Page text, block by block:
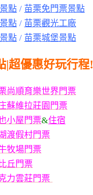
點 / 苗栗免門票景點
點 / 苗栗觀光工廠
點 / 苗栗城堡景點
|超優惠好玩行程!
尚順育樂世界門票
蘇維拉莊園門票
小屋門票&住宿
渡假村門票
牧場門票
丘門票
力雲莊門票